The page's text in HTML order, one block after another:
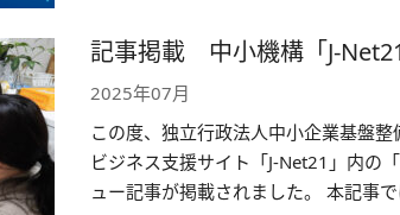
記事掲載 中小機構「J-
2025年07月
この度、独立行政法人中小企業基盤
ビジネス支援サイト「J-Net21」内の
ュー記事が掲載されました。 本記事